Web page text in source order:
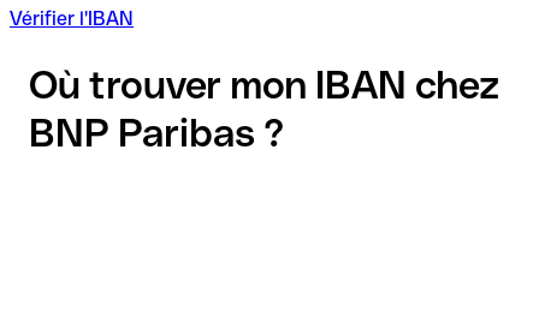
Vérifier l'IBAN
Où trouver mon IBAN chez
BNP Paribas ?